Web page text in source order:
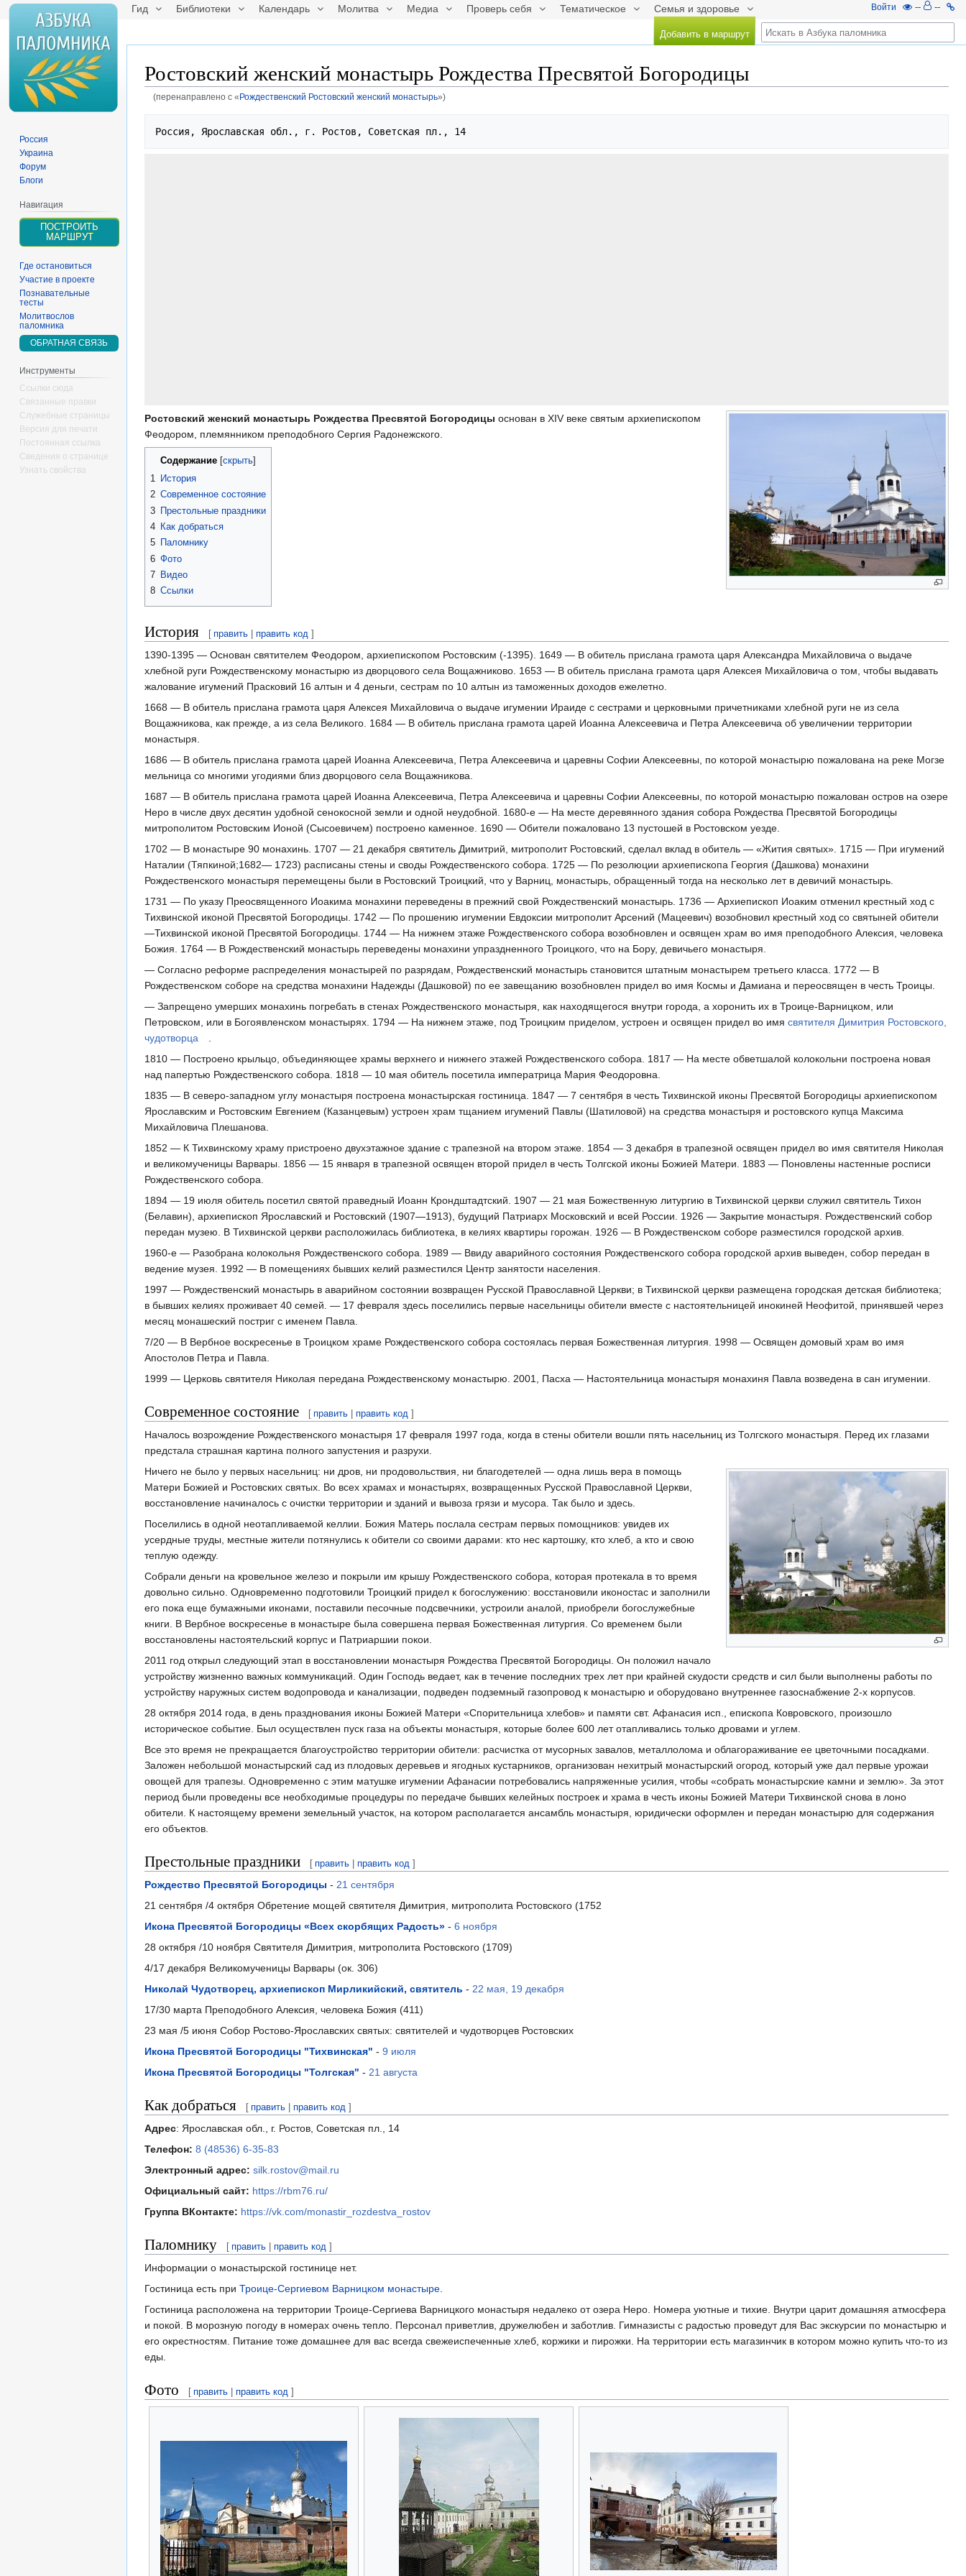
Гид Библиотеки Календарь Молитва Медиа Проверь себя Тематическое Семья и здоровье
Ростовский женский монастырь Рождества Пресвятой Богородицы
(перенаправлено с « Рождественский Ростовский женский монастырь»)
Россия, Ярославская обл., г. Ростов, Советская пл., 14
Ростовский женский монастырь Рождества Пресвятой Богородицы основан в XIV веке святым архиепископом
Феодором, племянником преподобного Сергия Радонежского.
Содержание
1
История
2 Современное состояние
3 Престольные праздники
4 Как добраться
5 Паломнику
6 Фото
7 Видео
8 Ссылки
История [ править |править код ]
1390-1395 — Основан святителем Феодором, архиепископом Ростовским (-1395). 1649 — В обитель прислана грамота царя Александра Михайловича о выдаче
хлебной руги Рождественскому монастырю из дворцового села Вощажниково. 1653 — В обитель прислана грамота царя Алексея Михайловича о том, чтобы выдавать
жалование игумений Прасковий 16 алтын и 4 деньги, сестрам по 10 алтын из таможенных доходов ежелетно.
1668 — В обитель прислана грамота царя Алексея Михайловича о выдаче игумении Ираиде с сестрами и церковными причетниками хлебной руги не из села
Вощажникова, как прежде, а из села Великого. 1684 — В обитель прислана грамота царей Иоанна Алексеевича и Петра Алексеевича об увеличении территории
монастыря.
1686 — В обитель прислана грамота царей Иоанна Алексеевича, Петра Алексеевича и царевны Софии Алексеевны, по которой монастырю пожалована на реке Могзе
мельница со многими угодиями близ дворцового села Вощажникова.
1687 — В обитель прислана грамота царей Иоанна Алексеевича, Петра Алексеевича и царевны Софии Алексеевны, по которой монастырю пожалован остров на озере
Неро в числе двух десятин удобной сенокосной земли и одной неудобной. 1680-е — На месте деревянного здания собора Рождества Пресвятой Богородицы
митрополитом Ростовским Ионой (Сысоевичем) построено каменное. 1690 — Обители пожаловано 13 пустошей в Ростовском уезде.
1702 — В монастыре 90 монахинь. 1707 — 21 декабря святитель Димитрий, митрополит Ростовский, сделал вклад в обитель — «Жития святых». 1715 — При игумений
Наталии (Тяпкиной;1682— 1723) расписаны стены и своды Рождественского собора. 1725 — По резолюции архиепископа Георгия (Дашкова) монахини
Рождественского монастыря перемещены были в Ростовский Троицкий, что у Варниц, монастырь, обращенный тогда на несколько лет в девичий монастырь.
1731 — По указу Преосвященного Иоакима монахини переведены в прежний свой Рождественский монастырь. 1736 — Архиепископ Иоаким отменил крестный ход с
Тихвинской иконой Пресвятой Богородицы. 1742 — По прошению игумении Евдоксии митрополит Арсений (Мацеевич) возобновил крестный ход со святыней обители
—Тихвинской иконой Пресвятой Богородицы. 1744 — На нижнем этаже Рождественского собора возобновлен и освящен храм во имя преподобного Алексия, человека
Божия. 1764 — В Рождественский монастырь переведены монахини упраздненного Троицкого, что на Бору, девичьего монастыря.
— Согласно реформе распределения монастырей по разрядам, Рождественский монастырь становится штатным монастырем третьего класса. 1772 — В
Рождественском соборе на средства монахини Надежды (Дашковой) по ее завещанию возобновлен придел во имя Космы и Дамиана и переосвящен в честь Троицы.
— Запрещено умерших монахинь погребать в стенах Рождественского монастыря, как находящегося внутри города, а хоронить их в Троице-Варницком, или
Петровском, или в Богоявленском монастырях. 1794 — На нижнем этаже, под Троицким приделом, устроен и освящен придел во имя святителя Димитрия Ростовского,
чудотворца
1810 — Построено крыльцо, объединяющее храмы верхнего и нижнего этажей Рождественского собора. 1817 — На месте обветшалой колокольни построена новая
над папертью Рождественского собора. 1818 — 10 мая обитель посетила императрица Мария Феодоровна.
1835 — В северо-западном углу монастыря построена монастырская гостиница. 1847 — 7 сентября в честь Тихвинской иконы Пресвятой Богородицы архиепископом
Ярославским и Ростовским Евгением (Казанцевым) устроен храм тщанием игумений Павлы (Шатиловой) на средства монастыря и ростовского купца Максима
Михайловича Плешанова.
1852 — К Тихвинскому храму пристроено двухэтажное здание с трапезной на втором этаже. 1854 — 3 декабря в трапезной освящен придел во имя святителя Николая
и великомученицы Варвары. 1856 — 15 января в трапезной освящен второй придел в честь Толгской иконы Божией Матери. 1883 — Поновлены настенные росписи
Рождественского собора.
1894 — 19 июля обитель посетил святой праведный Иоанн Крондштадтский. 1907 — 21 мая Божественную литургию в Тихвинской церкви служил святитель Тихон
(Белавин), архиепископ Ярославский и Ростовский (1907—1913), будущий Патриарх Московский и всей России. 1926 — Закрытие монастыря. Рождественский собор
передан музею. В Тихвинской церкви расположилась библиотека, в келиях квартиры горожан. 1926 — В Рождественском соборе разместился городской архив.
1960-е — Разобрана колокольня Рождественского собора. 1989 — Ввиду аварийного состояния Рождественского собора городской архив выведен, собор передан в
ведение музея. 1992 — В помещениях бывших келий разместился Центр занятости населения.
1997 — Рождественский монастырь в аварийном состоянии возвращен Русской Православной Церкви; в Тихвинской церкви размещена городская детская библиотека;
в бывших келиях проживает 40 семей. — 17 февраля здесь поселились первые насельницы обители вместе с настоятельницей инокиней Неофитой, принявшей через
месяц монашеский постриг с именем Павла.
7/20 — В Вербное воскресенье в Троицком храме Рождественского собора состоялась первая Божественная литургия. 1998 — Освящен домовый храм во имя
Апостолов Петра и Павла.
1999 — Церковь святителя Николая передана Рождественскому монастырю. 2001, Пасха — Настоятельница монастыря монахиня Павла возведена в сан игумении.
Современное состояние [ править |править код ]
Началось возрождение Рождественского монастыря 17 февраля 1997 года, когда в стены обители вошли пять насельниц из Толгского монастыря. Перед их глазами
предстала страшная картина полного запустения и разрухи.
Ничего не было у первых насельниц: ни дров, ни продовольствия, ни благодетелей — одна лишь вера в помощь
Матери Божией и Ростовских святых. Во всех храмах и монастырях, возвращенных Русской Православной Церкви,
восстановление начиналось с очистки территории и зданий и вывоза грязи и мусора. Так было и здесь.
Поселились в одной неотапливаемой келлии. Божия Матерь послала сестрам первых помощников: увидев их
усердные труды, местные жители потянулись к обители со своими дарами: кто нес картошку, кто хлеб, а кто и свою
теплую одежду.
Собрали деньги на кровельное железо и покрыли им крышу Рождественского собора, которая протекала в то время
довольно сильно. Одновременно подготовили Троицкий придел к богослужению: восстановили иконостас и заполнили
его пока еще бумажными иконами, поставили песочные подсвечники, устроили аналой, приобрели богослужебные
книги. В Вербное воскресенье в монастыре была совершена первая Божественная литургия. Со временем были
восстановлены настоятельский корпус и Патриаршии покои.
2011 год открыл следующий этап в восстановлении монастыря Рождества Пресвятой Богородицы. Он положил начало
устройству жизненно важных коммуникаций. Один Господь ведает, как в течение последних трех лет при крайней скудости средств и сил были выполнены работы по
устройству наружных систем водопровода и канализации, подведен подземный газопровод к монастырю и оборудовано внутреннее газоснабжение 2-х корпусов.
28 октября 2014 года, в день празднования иконы Божией Матери «Спорительница хлебов» и памяти свт. Афанасия исп., епископа Ковровского, произошло
историческое событие. Был осуществлен пуск газа на объекты монастыря, которые более 600 лет отапливались только дровами и углем.
Все это время не прекращается благоустройство территории обители: расчистка от мусорных завалов, металлолома и облагораживание ее цветочными посадками.
Заложен небольшой монастырский сад из плодовых деревьев и ягодных кустарников, организован нехитрый монастырский огород, который уже дал первые урожаи
овощей для трапезы. Одновременно с этим матушке игумении Афанасии потребовались напряженные усилия, чтобы «собрать монастырские камни и землю». За этот
период были проведены все необходимые процедуры по передаче бывших келейных построек и храма в честь иконы Божией Матери Тихвинской снова в лоно
обители. К настоящему времени земельный участок, на котором располагается ансамбль монастыря, юридически оформлен и передан монастырю для содержания
его объектов.
Престольные праздники [ править |править код ]
Рождество Пресвятой Богородицы - 21 сентября
21 сентября /4 октября Обретение мощей святителя Димитрия, митрополита Ростовского (1752
Икона Пресвятой Богородицы «Всех скорбящих Радость» - 6 ноября
28 октября /10 ноября Святителя Димитрия, митрополита Ростовского (1709)
4/17 декабря Великомученицы Варвары (ок. 306)
Николай Чудотворец, архиепископ Мирликийский, святитель - 22 мая, 19 декабря
17/30 марта Преподобного Алексия, человека Божия (411)
23 мая /5 июня Собор Ростово-Ярославских святых: святителей и чудотворцев Рос­товских
Икона Пресвятой Богородицы "Тихвинская" - 9 июля
Икона Пресвятой Богородицы "Толгская" - 21 августа
Как добраться [ править |править код ]
Адрес: Ярославская обл., г. Ростов, Советская пл., 14
Телефон: 8 (48536) 6-35-83
Электронный адрес: silk.rostov@mail.ru
Официальный сайт: https://rbm76.ru/
Группа ВКонтакте: https://vk.com/monastir_rozdestva_rostov
Паломнику [ править |править код ]
Информации о монастырской гостинице нет.
Гостиница есть при Троице-Сергиевом Варницком монастыре
Гостиница расположена на территории Троице-Сергиева Варницкого монастыря недалеко от озера Неро. Номера уютные и тихие. Внутри царит домашняя атмосфера
и покой. В морозную погоду в номерах очень тепло. Персонал приветлив, дружелюбен и заботлив. Гимназисты с радостью проведут для Вас экскурсии по монастырю и
его окрестностям. Питание тоже домашнее для вас всегда свежеиспеченные хлеб, коржики и пирожки. На территории есть магазинчик в котором можно купить что-то из
еды.
Фото [ править |править код ]
Войти -- --
Добавить в маршрут
Россия
Украина
Форум
Блоги
Навигация
ПОСТРОИТЬ
МАРШРУТ
Где остановиться
Участие в проекте
Познавательные
тесты
Молитвослов
паломника
ОБРАТНАЯ СВЯЗЬ
Инструменты
Ссылки сюда
Связанные правки
Служебные страницы
Версия для печати
Постоянная ссылка
Сведения о странице
Узнать свойства